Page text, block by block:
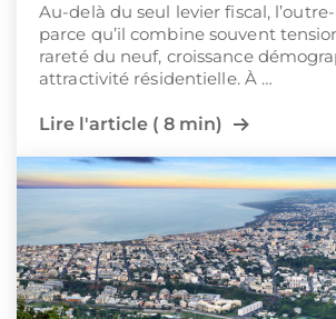
Au-delà du seul levier fiscal,
parce qu’il combine souvent
rareté du neuf, croissance
attractivité résidentielle. À …
Lire l'article ( 8 min)